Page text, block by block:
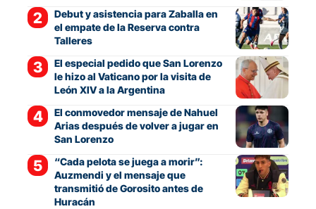
Debut y asistencia para Zaballa en
el empate de la Reserva contra
Talleres
El especial pedido que San Lorenzo
le hizo al Vaticano por la visita de
León XIV a la Argentina
El conmovedor mensaje de Nahuel
Arias después de volver a jugar en
San Lorenzo
“Cada pelota se juega a morir”:
Auzmendi y el mensaje que
transmitió de Gorosito antes de
Huracán